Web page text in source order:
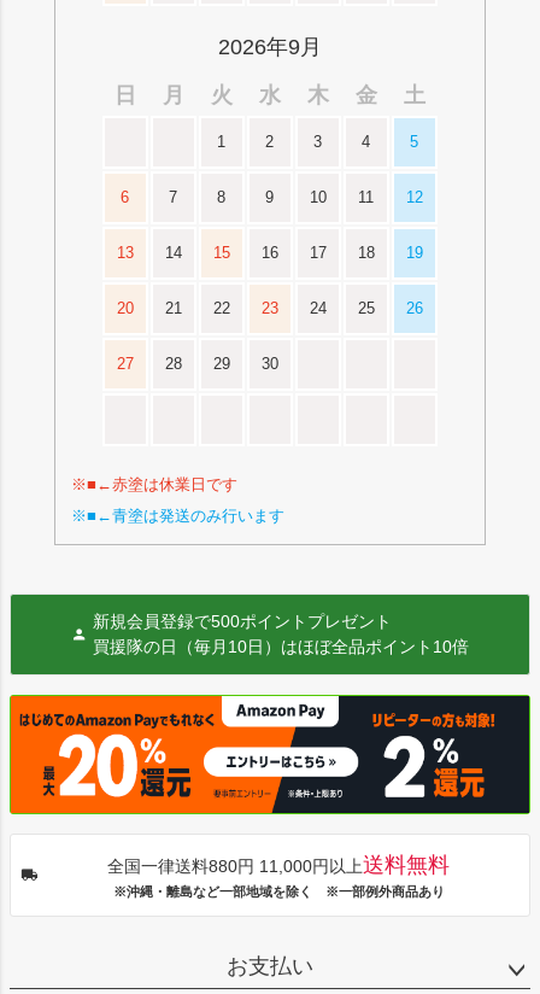
2026年9月
日
月 火 水 木 金 土
1 2 3 4 5
6 7 8 9 10 11 12
13 14 15 16 17 18 19
20 21 22 23 24 25 26
27 28 29 30
※■←赤塗は休業日です
※■←青塗は発送のみ行います
新規会員登録で500ポイントプレゼント
買援隊の日（毎月10日）はほぼ全品ポイント10倍
全国一律送料880円 11,000円以上送料無料
※沖縄・離島など一部地域を除く ※一部例外商品あり
お支払い